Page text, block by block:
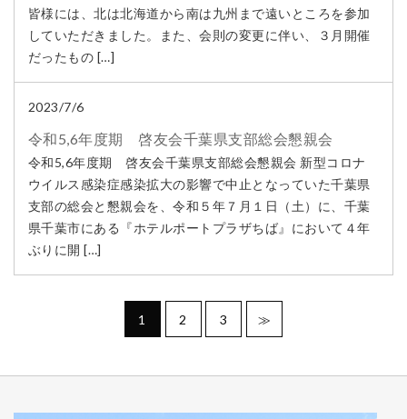
皆様には、北は北海道から南は九州まで遠いところを参加
していただきました。また、会則の変更に伴い、３月開催
だったもの […]
2023/7/6
令和5,6年度期 啓友会千葉県支部総会懇親会
令和5,6年度期 啓友会千葉県支部総会懇親会 新型コロナ
ウイルス感染症感染拡大の影響で中止となっていた千葉県
支部の総会と懇親会を、令和５年７月１日（土）に、千葉
県千葉市にある『ホテルポートプラザちば』において４年
ぶりに開 […]
1 2 3 ≫